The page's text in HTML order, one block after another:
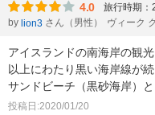
4.0 旅行時期：
by lion3 さん（男性） ヴィーク
アイスランドの南海岸の観
以上にわたり黒い海岸線が
サンドビーチ（黒砂海岸）と
投稿日:2020/01/20